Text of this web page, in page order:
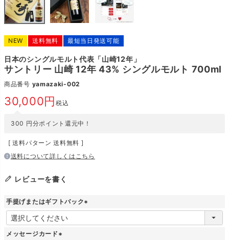
NEW 送料無料 最短当日発送可能
日本のシングルモルト代表「山崎12年」
サントリー 山崎 12年 43% シングルモルト 700ml
商品番号 yamazaki-002
30,000 税込
300 円分ポイント還元中！
送料パターン 送料無料
送料について詳しくはこちら
レビューを書く
手提げまたはギフトバック
(
メッセージカード